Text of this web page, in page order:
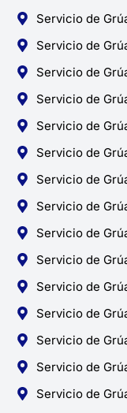
Servicio de
Servicio de
Servicio de
Servicio de
Servicio de
Servicio de
Servicio de
Servicio de
Servicio de
Servicio de
Servicio de
Servicio de
Servicio de
Servicio de
Servicio de